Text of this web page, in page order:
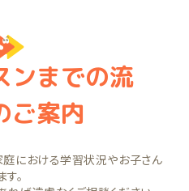
ンまでの流
ご案内
庭における学習状況やお子さん
。